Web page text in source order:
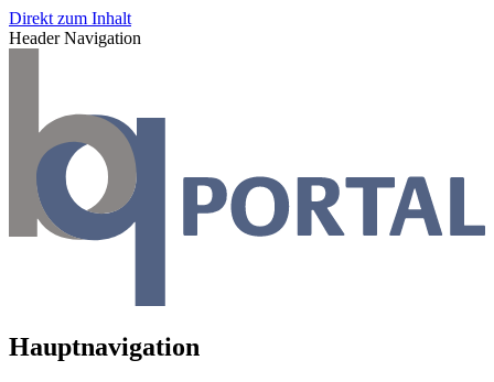
Direkt zum Inhalt
Header Navigation
Hauptnavigation